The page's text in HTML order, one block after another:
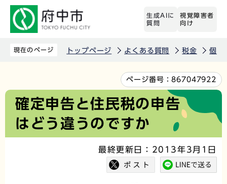
先
生成AIに
質問
視覚障害者
向け
現在のページ トップページ よくある質問 税金 個人
文
か
ページ番号：867047922
確定申告と住民税の申告
はどう違うのですか
最終更新日：2013年3月1日